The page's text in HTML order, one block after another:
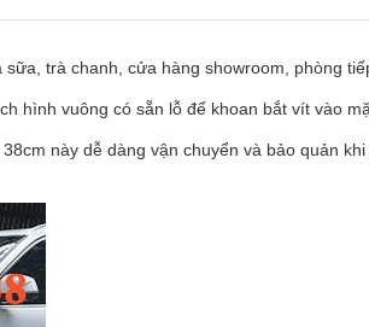
trà chanh, cửa hàng showroom, phòng
hình vuông có sẵn lỗ để khoan bắt vít vào
này dễ dàng vận chuyển và bảo quản